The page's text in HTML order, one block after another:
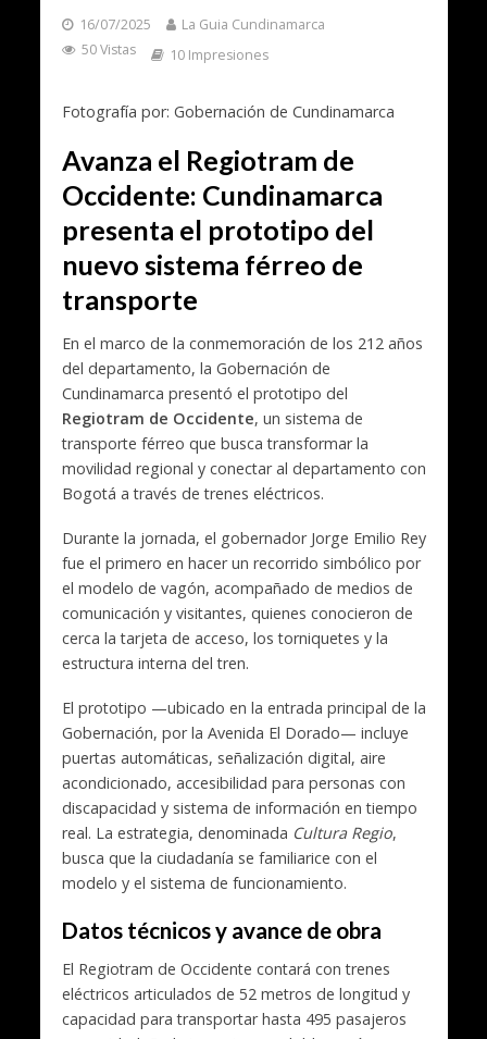
16/07/2025
La Guia Cundinamarca
50 Vistas
10 Impresiones
Fotografía por: Gobernación de Cundinamarca
Avanza el Regiotram de
Occidente: Cundinamarca
presenta el prototipo del
nuevo sistema férreo de
transporte
En el marco de la conmemoración de los 212 años
del departamento, la Gobernación de
Cundinamarca presentó el prototipo del
Regiotram de Occidente, un sistema de
transporte férreo que busca transformar la
movilidad regional y conectar al departamento con
Bogotá a través de trenes eléctricos.
Durante la jornada, el gobernador Jorge Emilio Rey
fue el primero en hacer un recorrido simbólico por
el modelo de vagón, acompañado de medios de
comunicación y visitantes, quienes conocieron de
cerca la tarjeta de acceso, los torniquetes y la
estructura interna del tren.
El prototipo —ubicado en la entrada principal de la
Gobernación, por la Avenida El Dorado— incluye
puertas automáticas, señalización digital, aire
acondicionado, accesibilidad para personas con
discapacidad y sistema de información en tiempo
real. La estrategia, denominada Cultura Regio,
busca que la ciudadanía se familiarice con el
modelo y el sistema de funcionamiento.
Datos técnicos y avance de obra
El Regiotram de Occidente contará con trenes
eléctricos articulados de 52 metros de longitud y
capacidad para transportar hasta 495 pasajeros